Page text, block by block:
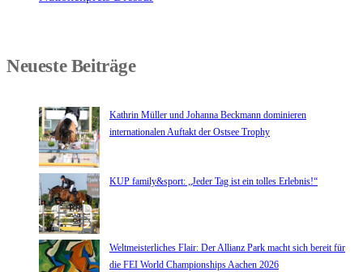
Neueste Beiträge
Kathrin Müller und Johanna Beckmann dominieren
internationalen Auftakt der Ostsee Trophy
KUP family&sport: „Jeder Tag ist ein tolles Erlebnis!“
Weltmeisterliches Flair: Der Allianz Park macht sich bereit für
die FEI World Championships Aachen 2026